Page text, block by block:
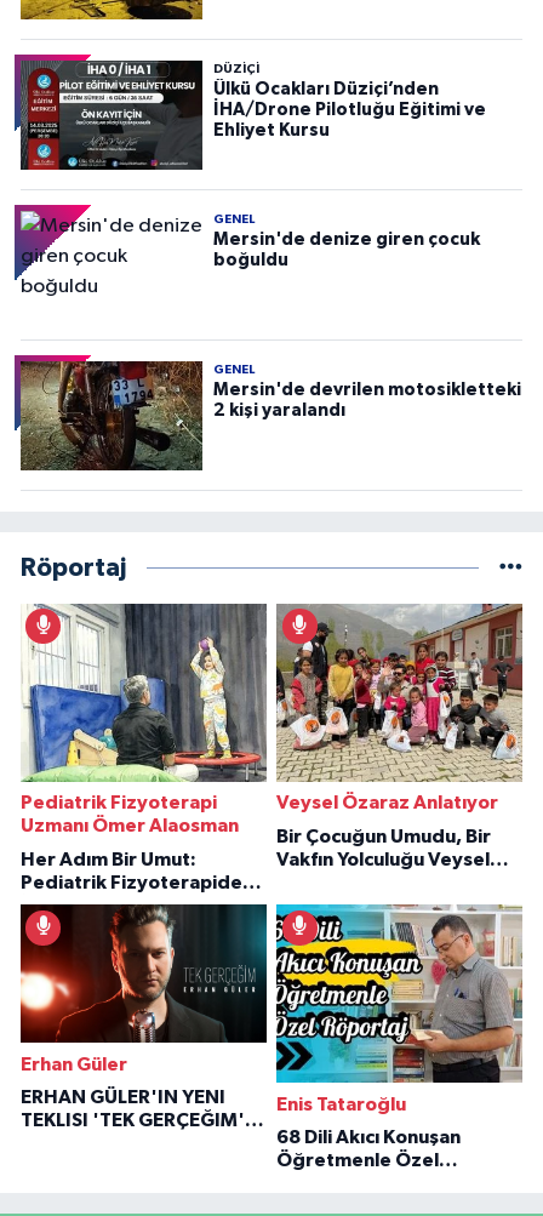
DÜZIÇI
Ülkü Ocakları Düziçi’nden
İHA/Drone Pilotluğu Eğitimi ve
Ehliyet Kursu
GENEL
Mersin'de denize giren çocuk
boğuldu
GENEL
Mersin'de devrilen motosikletteki
2 kişi yaralandı
Röportaj
Pediatrik Fizyoterapi
Uzmanı Ömer Alaosman
Her Adım Bir Umut:
Pediatrik Fizyoterapiden
İlham Veren Hikâyeler
Veysel Özaraz Anlatıyor
Bir Çocuğun Umudu, Bir
Vakfın Yolculuğu Veysel
Erhan Güler
ERHAN GÜLER'IN YENI
TEKLISI 'TEK GERÇEĞIM'LE
Enis Tataroğlu
68 Dili Akıcı Konuşan
Öğretmenle Özel